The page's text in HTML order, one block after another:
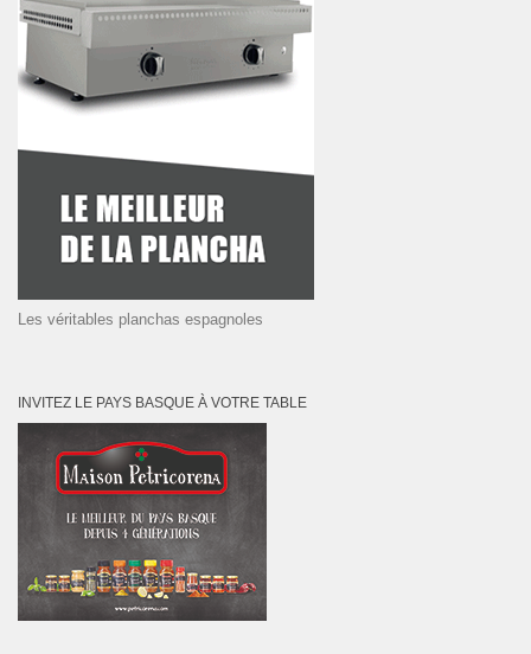
Les véritables planchas espagnoles
INVITEZ LE PAYS BASQUE À VOTRE TABLE